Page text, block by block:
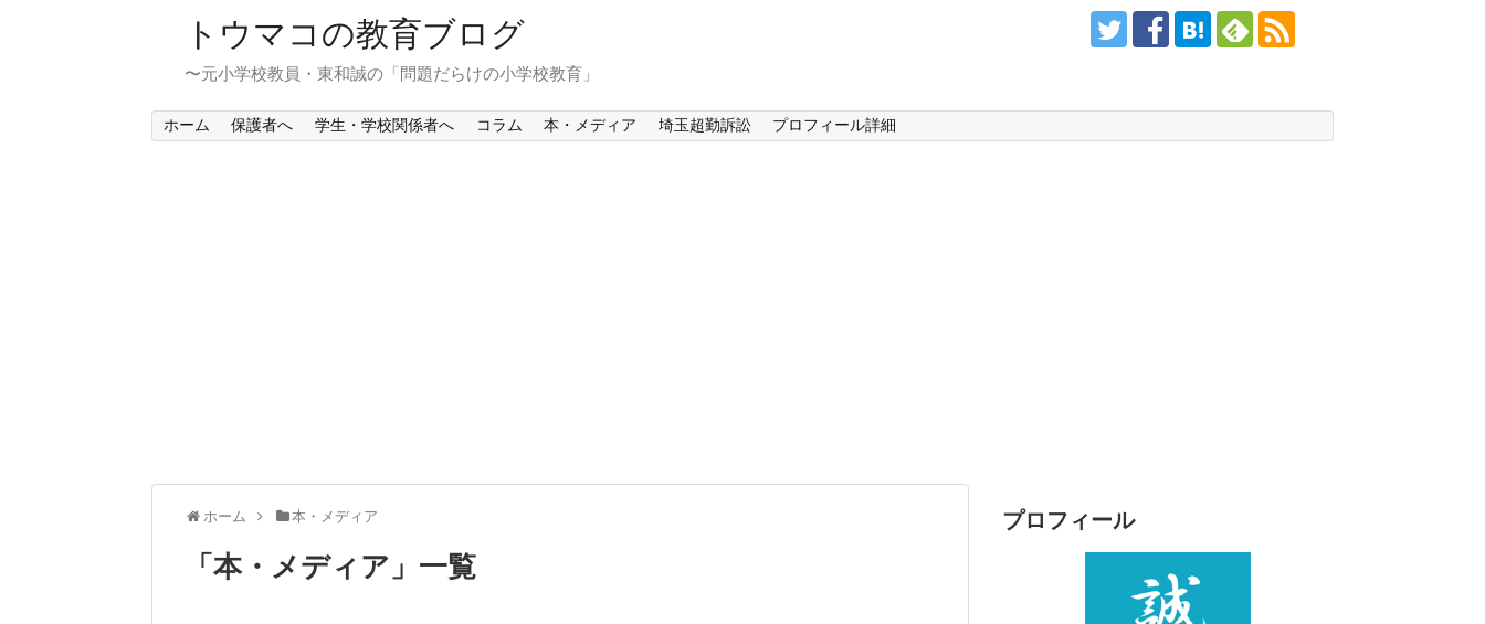
トウマコの教育ブログ
〜元小学校教員・東和誠の「問題だらけの小学校教育」
ホーム 保護者へ 学生・学校関係者へ コラム 本・メディア 埼玉超勤訴訟 プロフィール詳細
ホーム 本・メディア
「 本・メディア 」 一覧
プロフィール